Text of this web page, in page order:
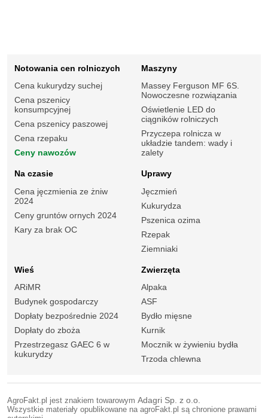
Notowania cen rolniczych
Cena kukurydzy suchej
Cena pszenicy
konsumpcyjnej
Cena pszenicy paszowej
Cena rzepaku
Ceny nawozów
Maszyny
Massey Ferguson MF 6S.
Nowoczesne rozwiązania
Oświetlenie LED do
ciągników rolniczych
Przyczepa rolnicza w
układzie tandem: wady i
zalety
Na czasie
Cena jęczmienia ze żniw
2024
Ceny gruntów ornych 2024
Kary za brak OC
Uprawy
Jęczmień
Kukurydza
Pszenica ozima
Rzepak
Ziemniaki
Wieś
ARiMR
Budynek gospodarczy
Dopłaty bezpośrednie 2024
Dopłaty do zboża
Przestrzegasz GAEC 6 w
kukurydzy
Zwierzęta
Alpaka
ASF
Bydło mięsne
Kurnik
Mocznik w żywieniu bydła
Trzoda chlewna
AgroFakt.pl jest znakiem towarowym Adagri Sp. z o.o.
Wszystkie materiały opublikowane na agroFakt.pl są chronione prawami